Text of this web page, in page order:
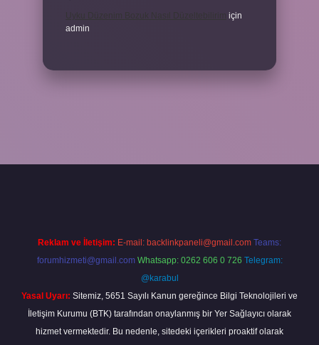
için
admin
Reklam ve İletişim: E-mail: backlinkpaneli@gmail.com Teams:
forumhizmeti@gmail.com Whatsapp: 0262 606 0 726 Telegram:
@karabul
Yasal Uyarı: Sitemiz, 5651 Sayılı Kanun gereğince Bilgi Teknolojileri ve
İletişim Kurumu (BTK) tarafından onaylanmış bir Yer Sağlayıcı olarak
hizmet vermektedir. Bu nedenle, sitedeki içerikleri proaktif olarak